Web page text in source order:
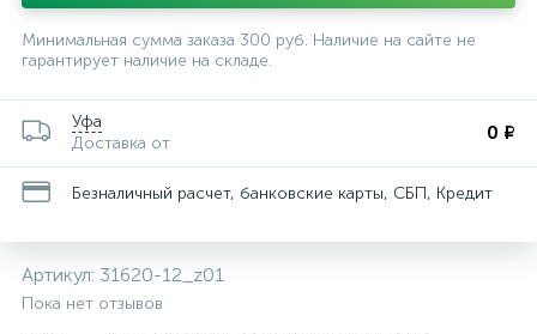
Минимальная сумма заказа 300 руб. Наличие на сайте не
гарантирует наличие на складе.
Уфа
Доставка от
0 ₽
Безналичный расчет, банковские карты, СБП, Кредит
Артикул: 31620-12_z01
Пока нет отзывов